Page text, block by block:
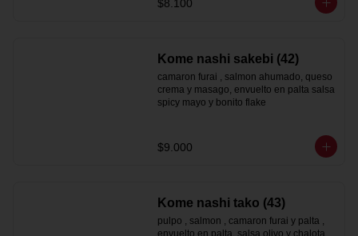
$8.100
Kome nashi sakebi (42)
camaron furai , salmon ahumado, queso
crema y masago, envuelto en palta salsa
spicy mayo y bonito flake
$9.000
Kome nashi tako (43)
pulpo , salmon , camaron furai y palta ,
envuelto en palta, salsa olivo y chalota